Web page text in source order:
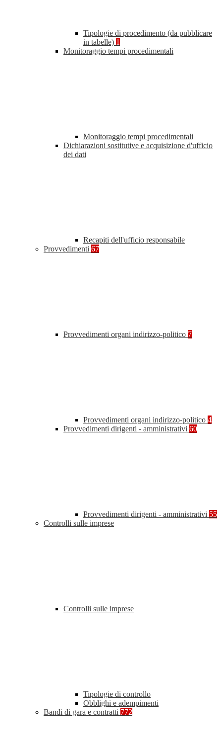
Tipologie di procedimento (da pubblicare
in tabelle) 1
Monitoraggio tempi procedimentali
Monitoraggio tempi procedimentali
Dichiarazioni sostitutive e acquisizione d'ufficio
dei dati
Recapiti dell'ufficio responsabile
Provvedimenti 67
Provvedimenti organi indirizzo-politico 7
Provvedimenti organi indirizzo-politico 4
Provvedimenti dirigenti - amministrativi 60
Provvedimenti dirigenti - amministrativi 55
Controlli sulle imprese
Controlli sulle imprese
Tipologie di controllo
Obblighi e adempimenti
Bandi di gara e contratti 772